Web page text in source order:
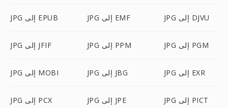
JPG إلى EPUB JPG إلى EMF JPG إلى DJVU
JPG إلى JFIF JPG إلى PPM JPG إلى PGM
JPG إلى MOBI JPG إلى JBG JPG إلى EXR
JPG إلى PCX JPG إلى JPE JPG إلى PICT